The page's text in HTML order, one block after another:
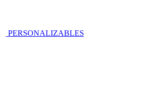
PERSONALIZABLES